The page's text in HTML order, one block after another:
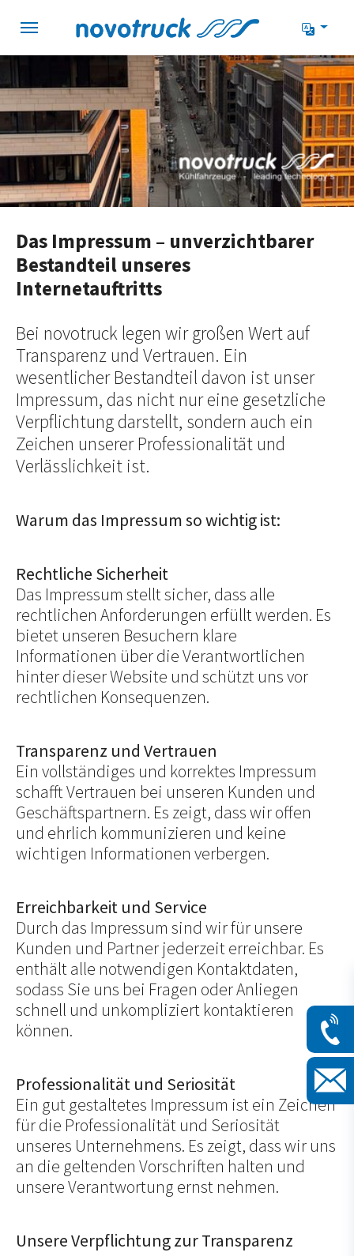
Das Impressum – unverzichtbarer
Bestandteil unseres
Internetauftritts
Bei novotruck legen wir großen Wert auf
Transparenz und Vertrauen. Ein
wesentlicher Bestandteil davon ist unser
Impressum, das nicht nur eine gesetzliche
Verpflichtung darstellt, sondern auch ein
Zeichen unserer Professionalität und
Verlässlichkeit ist.
Warum das Impressum so wichtig ist:
Rechtliche Sicherheit
Das Impressum stellt sicher, dass alle
rechtlichen Anforderungen erfüllt werden. Es
bietet unseren Besuchern klare
Informationen über die Verantwortlichen
hinter dieser Website und schützt uns vor
rechtlichen Konsequenzen.
Transparenz und Vertrauen
Ein vollständiges und korrektes Impressum
schafft Vertrauen bei unseren Kunden und
Geschäftspartnern. Es zeigt, dass wir offen
und ehrlich kommunizieren und keine
wichtigen Informationen verbergen.
Erreichbarkeit und Service
Durch das Impressum sind wir für unsere
Kunden und Partner jederzeit erreichbar. Es
enthält alle notwendigen Kontaktdaten,
sodass Sie uns bei Fragen oder Anliegen
schnell und unkompliziert kontaktieren
können.
Professionalität und Seriosität
Ein gut gestaltetes Impressum ist ein Zeichen
für die Professionalität und Seriosität
unseres Unternehmens. Es zeigt, dass wir uns
an die geltenden Vorschriften halten und
unsere Verantwortung ernst nehmen.
Unsere Verpflichtung zur Transparenz